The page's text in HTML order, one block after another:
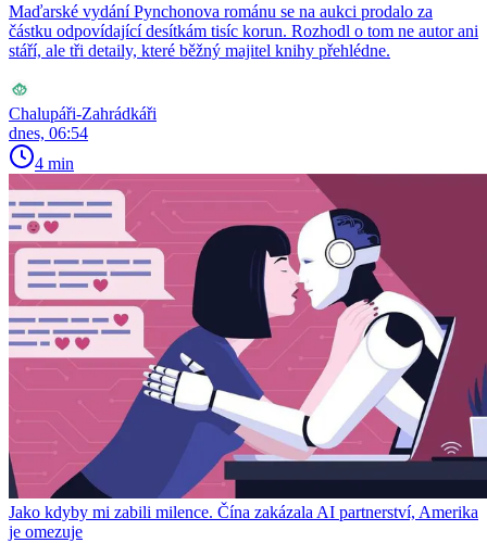
Maďarské vydání Pynchonova románu se na aukci prodalo za
částku odpovídající desítkám tisíc korun. Rozhodl o tom ne autor ani
stáří, ale tři detaily, které běžný majitel knihy přehlédne.
Chalupáři-Zahrádkáři
dnes, 06:54
4 min
Jako kdyby mi zabili milence. Čína zakázala AI partnerství, Amerika
je omezuje